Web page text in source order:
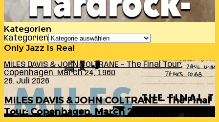
Kategorien
Kategorien
Only Jazz Is Real
MILES DAVIS & JOHN COLTRANE – The Final Tour:
Copenhagen, March 24, 1960
26. Juli 2026
MILES DAVIS & JOHN COLTRANE – The Final
Tour: Copenhagen, March 24, 1960